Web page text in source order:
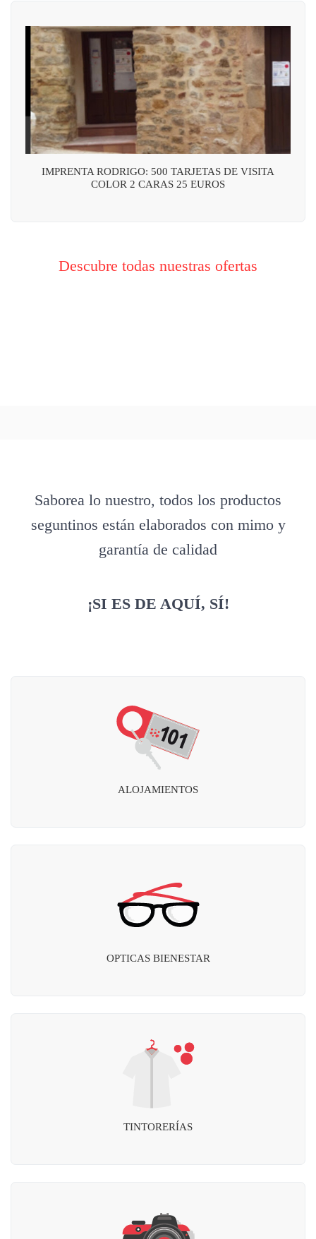
IMPRENTA RODRIGO: 500 TARJETAS DE VISITA
COLOR 2 CARAS 25 EUROS
Descubre todas nuestras ofertas
Saborea lo nuestro, todos los productos
seguntinos están elaborados con mimo y
garantía de calidad
¡SI ES DE AQUÍ, SÍ!
ALOJAMIENTOS
OPTICAS BIENESTAR
TINTORERÍAS